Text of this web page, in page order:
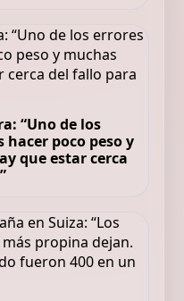
“Uno de los
hacer poco peso y
que estar cerca